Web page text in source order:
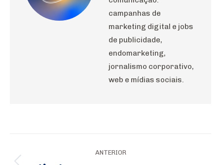
campanhas de
marketing digital e jobs
de publicidade,
endomarketing,
jornalismo corporativo,
web e mídias sociais.
ANTERIOR